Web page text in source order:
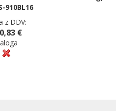
910BL16
z DDV:
€